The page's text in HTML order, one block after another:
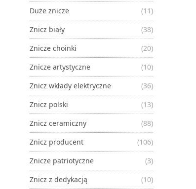
Duże znicze
(11)
Znicz biały
(38)
Znicze choinki
(20)
Znicze artystyczne
(10)
Znicz wkłady elektryczne
(36)
Znicz polski
(13)
Znicz ceramiczny
(88)
Znicz producent
(106)
Znicze patriotyczne
(3)
Znicz z dedykacją
(10)